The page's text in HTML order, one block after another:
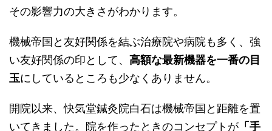
その影響力の大きさがわかります。
機械帝国と友好関係を結ぶ治療院や病院も多く、強
い友好関係の印として、 高額な最新機器を一番の目
玉にしているところも少なくありません。
開院以来、快気堂鍼灸院白石は機械帝国と距離を置
いてきました。院を作ったときのコンセプトが 「手